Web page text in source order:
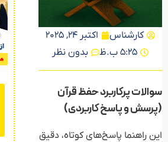
کارشناس
اکتبر 24, 2025
5:25 ب.ظ
بدون نظر
سوالات پرکاربرد حفظ قرآن
(پرسش و پاسخ کاربردی)
این راهنما پاسخ‌های کوتاه، دقیق
مشاهده